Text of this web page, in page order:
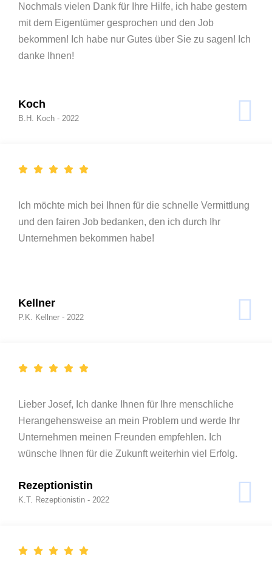
Nochmals vielen Dank für Ihre Hilfe, ich habe gestern
mit dem Eigentümer gesprochen und den Job
bekommen! Ich habe nur Gutes über Sie zu sagen! Ich
danke Ihnen!
Koch
B.H. Koch - 2022
Ich möchte mich bei Ihnen für die schnelle Vermittlung
und den fairen Job bedanken, den ich durch Ihr
Unternehmen bekommen habe!
Kellner
P.K. Kellner - 2022
Lieber Josef, Ich danke Ihnen für Ihre menschliche
Herangehensweise an mein Problem und werde Ihr
Unternehmen meinen Freunden empfehlen. Ich
wünsche Ihnen für die Zukunft weiterhin viel Erfolg.
Rezeptionistin
K.T. Rezeptionistin - 2022